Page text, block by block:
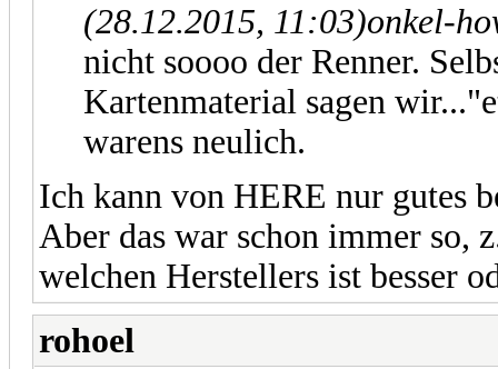
(28.12.2015, 11:03)onkel-
nicht soooo der Renner.
Kartenmaterial sagen
warens neulich.
Ich kann von HERE nur gutes
Aber das war schon immer so,
welchen Herstellers ist besser
rohoel